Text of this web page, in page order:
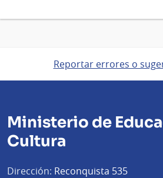
Reportar errores o
Ministerio de
Cultura
Dirección: Reconquista 535